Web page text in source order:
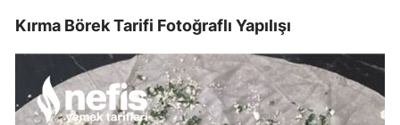
Kırma Börek Tarifi Fotoğraflı Yapılışı